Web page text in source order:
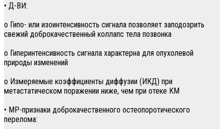
• Д-ВИ:
о Гипо- или изоинтенсивность сигнала позволяет заподозрить
свежий доброкачественный коллапс тела позвонка
о Гиперинтенсивность сигнала характерна для опухолевой
природы изменений
о Измеряемые коэффициенты диффузии (ИКД) при
метастатическом поражении ниже, чем при отеке КМ
• МР-признаки доброкачественного остеопоротического
перелома: